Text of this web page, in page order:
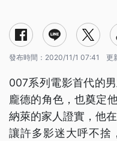
發布時間： 2020/11/1 07:41 更
007系列電影首代的
龐德的角色，也奠定
納萊的家人證實，他
讓許多影迷大呼不捨